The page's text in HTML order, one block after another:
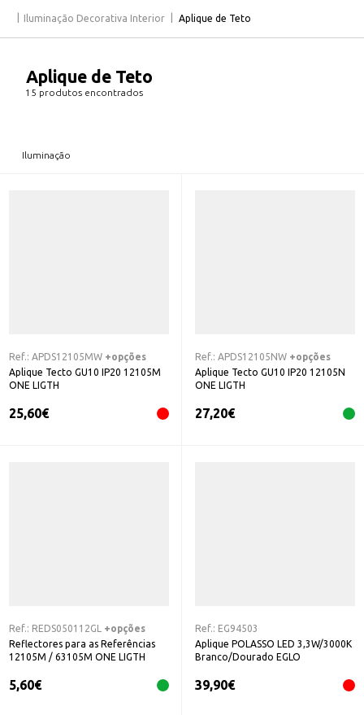
Iluminação Decorativa Interior Aplique de Teto
Aplique de Teto
15 produtos encontrados
Iluminação
Ref.: APDS12105MW +opções
Aplique Tecto GU10 IP20 12105M
ONE LIGTH
25,60€
Ref.: APDS12105NW +opções
Aplique Tecto GU10 IP20 12105N
ONE LIGTH
27,20€
Ref.: REDS050112GL
+opções
Reflectores para as Referências
12105M / 63105M ONE LIGTH
5,60€
Ref.: EG94503
Aplique POLASSO LED 3,3W/3000K
Branco/Dourado EGLO
39,90€